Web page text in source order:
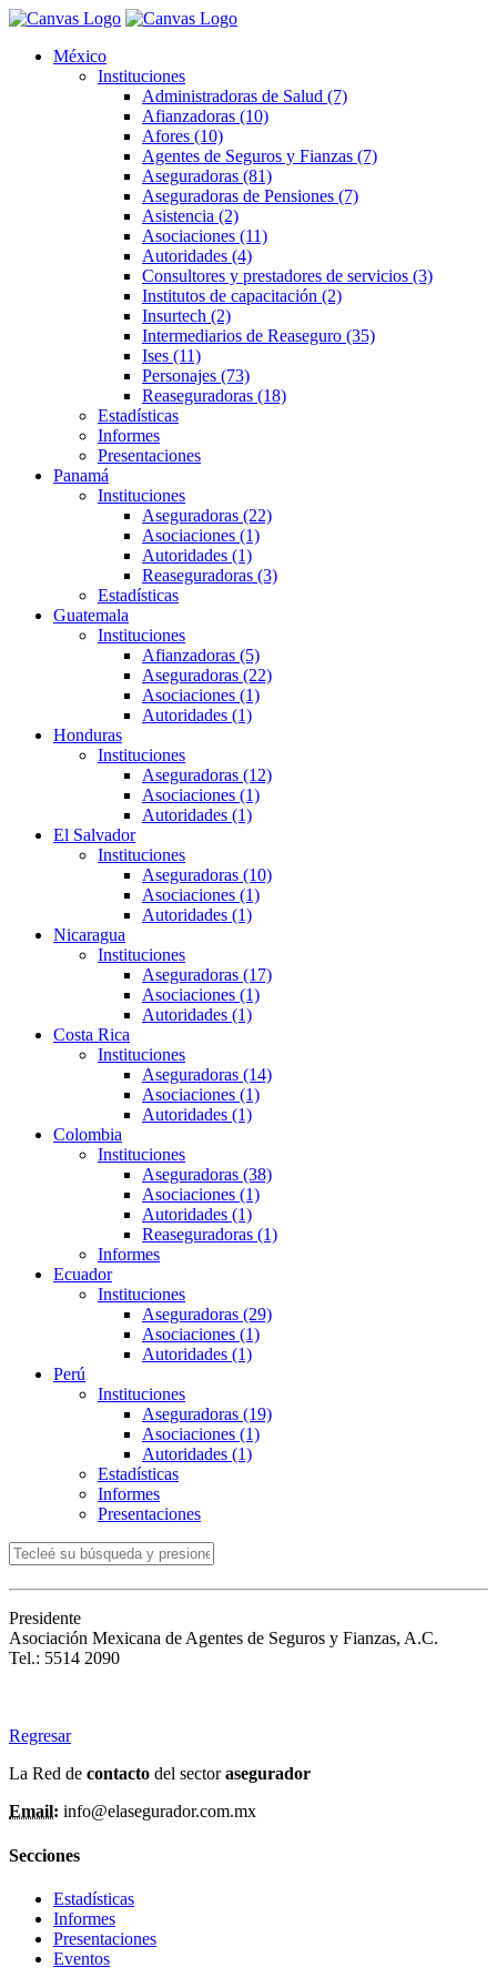
México
Instituciones
Administradoras de Salud (7)
Afianzadoras (10)
Afores (10)
Agentes de Seguros y Fianzas (7)
Aseguradoras (81)
Aseguradoras de Pensiones (7)
Asistencia (2)
Asociaciones (11)
Autoridades (4)
Consultores y prestadores de servicios (3)
Institutos de capacitación (2)
Insurtech (2)
Intermediarios de Reaseguro (35)
Ises (11)
Personajes (73)
Reaseguradoras (18)
Estadísticas
Informes
Presentaciones
Panamá
Instituciones
Aseguradoras (22)
Asociaciones (1)
Autoridades (1)
Reaseguradoras (3)
Estadísticas
Guatemala
Instituciones
Afianzadoras (5)
Aseguradoras (22)
Asociaciones (1)
Autoridades (1)
Honduras
Instituciones
Aseguradoras (12)
Asociaciones (1)
Autoridades (1)
El Salvador
Instituciones
Aseguradoras (10)
Asociaciones (1)
Autoridades (1)
Nicaragua
Instituciones
Aseguradoras (17)
Asociaciones (1)
Autoridades (1)
Costa Rica
Instituciones
Aseguradoras (14)
Asociaciones (1)
Autoridades (1)
Colombia
Instituciones
Aseguradoras (38)
Asociaciones (1)
Autoridades (1)
Reaseguradoras (1)
Informes
Ecuador
Instituciones
Aseguradoras (29)
Asociaciones (1)
Autoridades (1)
Perú
Instituciones
Aseguradoras (19)
Asociaciones (1)
Autoridades (1)
Estadísticas
Informes
Presentaciones
Presidente
Asociación Mexicana de Agentes de Seguros y Fianzas, A.C.
Tel.: 5514 2090
Regresar
La Red de contacto del sectorasegurador
Email: info@elasegurador.com.mx
Secciones
Estadísticas
Informes
Presentaciones
Eventos